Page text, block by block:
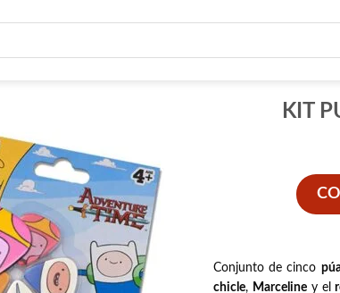
KIT
Conjunto de cinco
chicle, Marceliney el